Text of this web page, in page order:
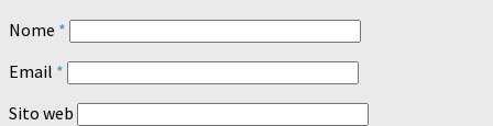
Nome *
Email *
Sito web